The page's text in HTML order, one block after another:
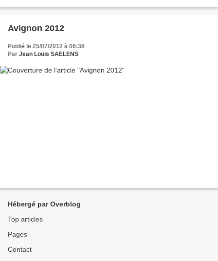
Avignon 2012
Publié le 25/07/2012 à 06:38
Par Jean Louis SAELENS
Hébergé par Overblog
Top articles
Pages
Contact